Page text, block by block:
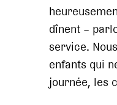
dînent –
service.
enfants qui
journée, les